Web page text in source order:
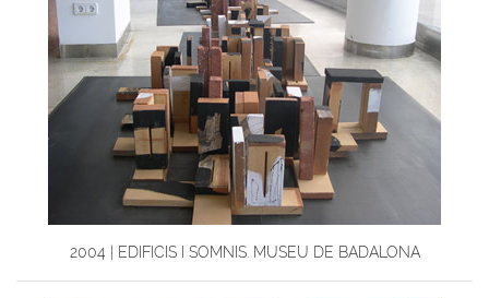
2004 | EDIFICIS I SOMNIS. MUSEU DE BADALONA